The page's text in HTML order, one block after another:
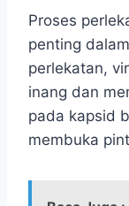
Proses
penting
perlekatan,
inang dan
pada kapsid
membuka